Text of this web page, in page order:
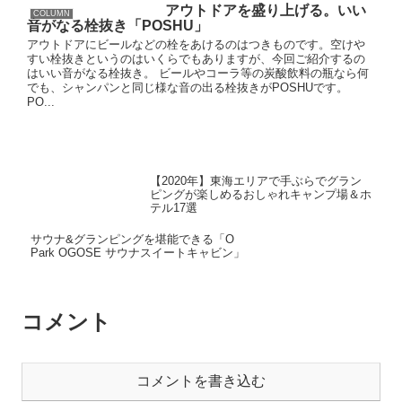
COLUMN
アウトドアを盛り上げる。いい
音がなる栓抜き「POSHU」
アウトドアにビールなどの栓をあけるのはつきものです。空けや
すい栓抜きというのはいくらでもありますが、今回ご紹介するの
はいい音がなる栓抜き。 ビールやコーラ等の炭酸飲料の瓶なら何
でも、シャンパンと同じ様な音の出る栓抜きがPOSHUです。
PO...
【2020年】東海エリアで手ぶらでグラン
ピングが楽しめるおしゃれキャンプ場＆ホ
テル17選
サウナ&グランピングを堪能できる「O
Park OGOSE サウナスイートキャビン」
コメント
コメントを書き込む